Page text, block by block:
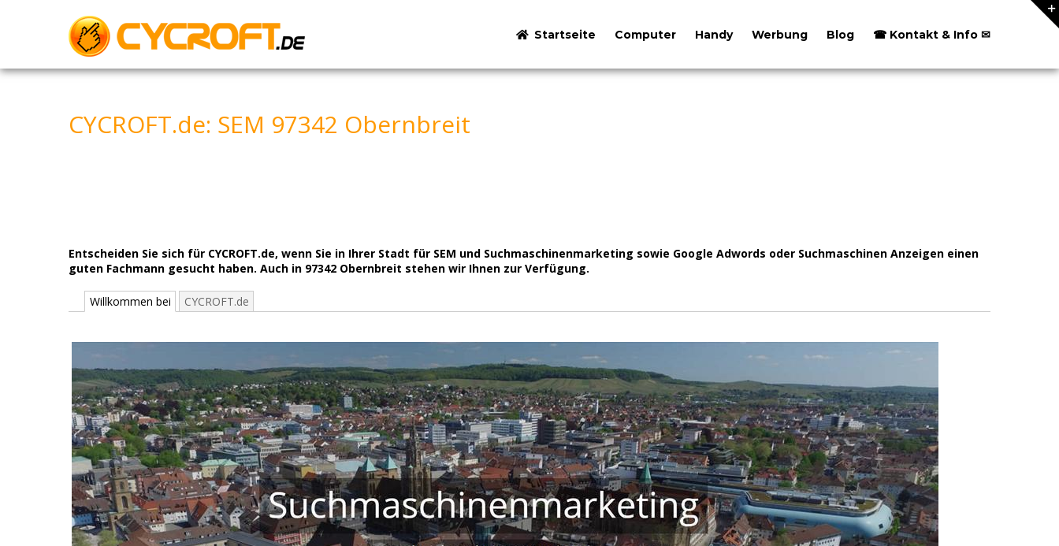
Startseite Computer Handy Werbung Blog ☎ Kontakt & Info ✉
CYCROFT.de: SEM 97342 Obernbreit
Entscheiden Sie sich für CYCROFT.de, wenn Sie in Ihrer Stadt für SEM und Suchmaschinenmarketing sowie Google Adwords oder Suchmaschinen Anzeigen einen
guten Fachmann gesucht haben. Auch in 97342 Obernbreit stehen wir Ihnen zur Verfügung.
Willkommen bei CYCROFT.de